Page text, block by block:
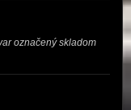
označený skladom